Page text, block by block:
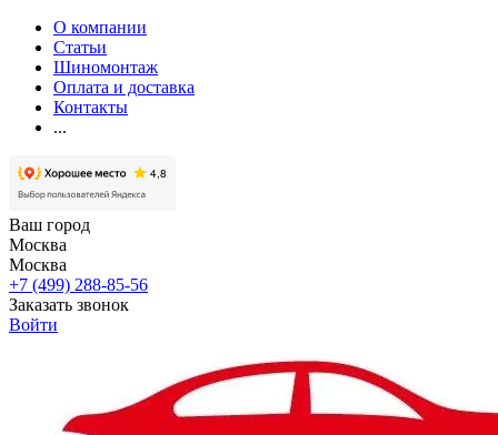
О компании
Статьи
Шиномонтаж
Оплата и доставка
Контакты
...
Ваш город
Москва
Москва
+7 (499) 288-85-56
Заказать звонок
Войти